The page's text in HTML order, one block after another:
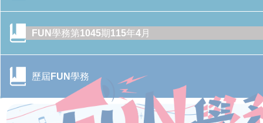
FUN學務第1045期115年4月
歷屆FUN學務